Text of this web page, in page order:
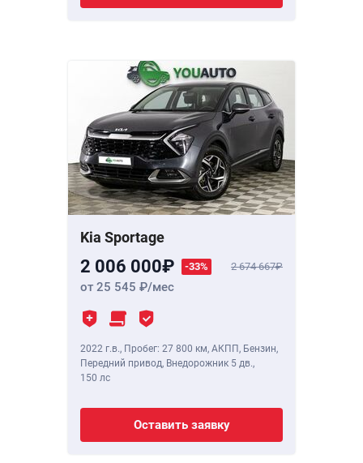
Kia Sportage
2 006 000 -33% 2 674 667
от 25 545 /мес
2022 г.в., Пробег: 27 800 км, АКПП, Бензин,
Передний привод, Внедорожник 5 дв.,
150 лс
Оставить заявку